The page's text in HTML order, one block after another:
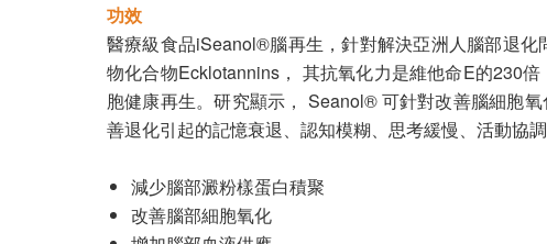
功效
醫療級食品iSeanol®腦再生，針對解決亞洲人腦部退
物化合物Ecklotannins， 其抗氧化力是維他命E的230
胞健康再生。研究顯示， Seanol® 可針對改善腦細胞
善退化引起的記憶衰退、認知模糊、思考緩慢、活動協
減少腦部澱粉樣蛋白積聚
改善腦部細胞氧化